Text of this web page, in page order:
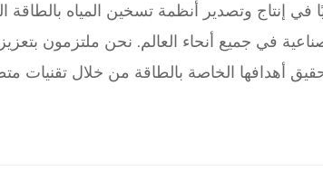
في إنتاج وتصدير أنظمة تسخين المياه
في جميع أنحاء العالم. نحن ملتزمون بتعزيز
أهدافها الخاصة بالطاقة من خلال تقنيات